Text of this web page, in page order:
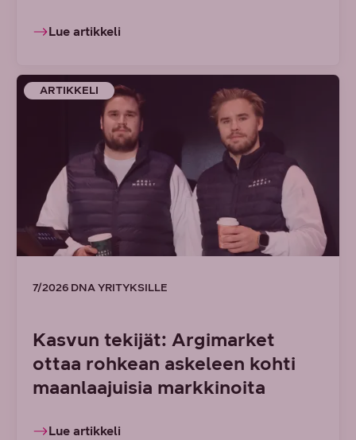
Lue artikkeli
ARTIKKELI
7/2026 DNA YRITYKSILLE
Kasvun tekijät: Argimarket
ottaa rohkean askeleen kohti
maanlaajuisia markkinoita
Lue artikkeli